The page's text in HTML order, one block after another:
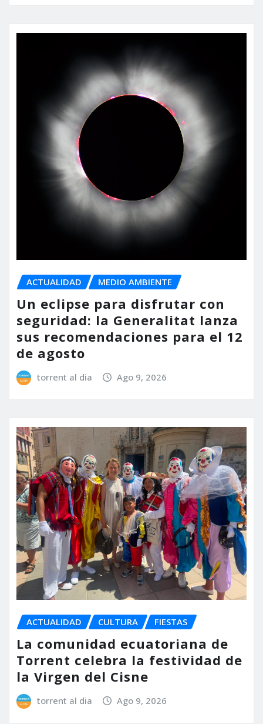
ACTUALIDAD MEDIO AMBIENTE
Un eclipse para disfrutar con
seguridad: la Generalitat lanza
sus recomendaciones para el 12
de agosto
torrent al dia Ago 9, 2026
ACTUALIDAD CULTURA FIESTAS
La comunidad ecuatoriana de
Torrent celebra la festividad de
la Virgen del Cisne
torrent al dia Ago 9, 2026